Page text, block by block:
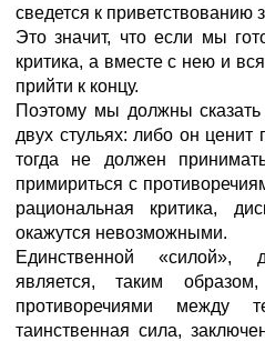
сведется к приветствованию
Это значит, что если мы
критика, а вместе с нею и
прийти к концу.
Поэтому мы должны сказать
двух стульях: либо он
тогда не должен
примириться с
рациональная критика,
окажутся невозможными.
Единственной «силой»,
является, таким
противоречиями между
таинственная сила,